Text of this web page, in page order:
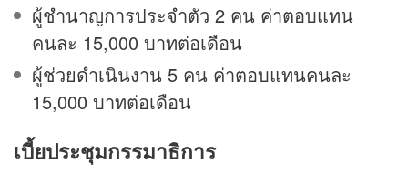
ผู้ชำนาญการประจำตัว 2 คน ค่าตอบแทน
คนละ 15,000 บาทต่อเดือน
ผู้ช่วยดำเนินงาน 5 คน ค่าตอบแทนคนละ
15,000 บาทต่อเดือน
เบี้ยประชุมกรรมาธิการ